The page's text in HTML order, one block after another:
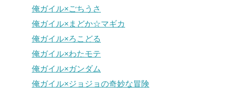
俺ガイル×ごちうさ
俺ガイル×まどか☆マギカ
俺ガイル×ろこどる
俺ガイル×わたモテ
俺ガイル×ガンダム
俺ガイル×ジョジョの奇妙な冒険